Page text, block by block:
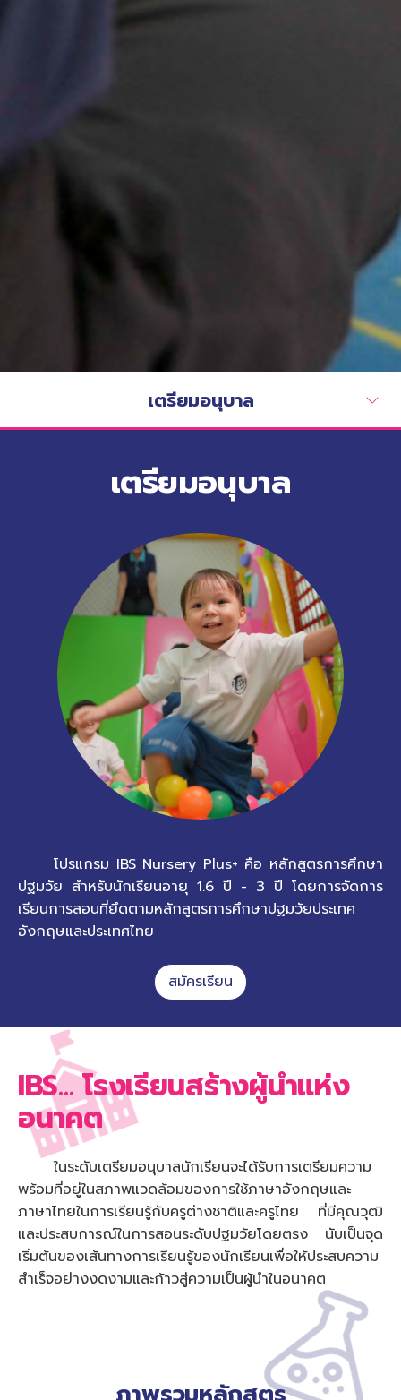
เตรียมอนุบาล
เตรียมอนุบาล
โปรแกรม IBS Nursery Plus+ คือ หลักสูตรการศึกษา
ปฐมวัย สำหรับนักเรียนอายุ 1.6 ปี - 3 ปี โดยการจัดการ
เรียนการสอนที่ยึดตามหลักสูตรการศึกษาปฐมวัยประเทศ
อังกฤษและประเทศไทย
สมัครเรียน
IBS… โรงเรียนสร้างผู้นำแห่ง
อนาคต
ในระดับเตรียมอนุบาลนักเรียนจะได้รับการเตรียมความ
พร้อมที่อยู่ในสภาพแวดล้อมของการใช้ภาษาอังกฤษและ
ภาษาไทยในการเรียนรู้กับครูต่างชาติและครูไทย ที่มีคุณวุฒิ
และประสบการณ์ในการสอนระดับปฐมวัยโดยตรง นับเป็นจุด
เริ่มต้นของเส้นทางการเรียนรู้ของนักเรียนเพื่อให้ประสบความ
สำเร็จอย่างงดงามและก้าวสู่ความเป็นผู้นำในอนาคต